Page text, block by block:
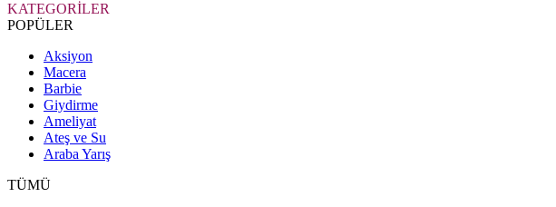
KATEGORİLER
POPÜLER
Aksiyon
Macera
Barbie
Giydirme
Ameliyat
Ateş ve Su
Araba Yarış
TÜMÜ